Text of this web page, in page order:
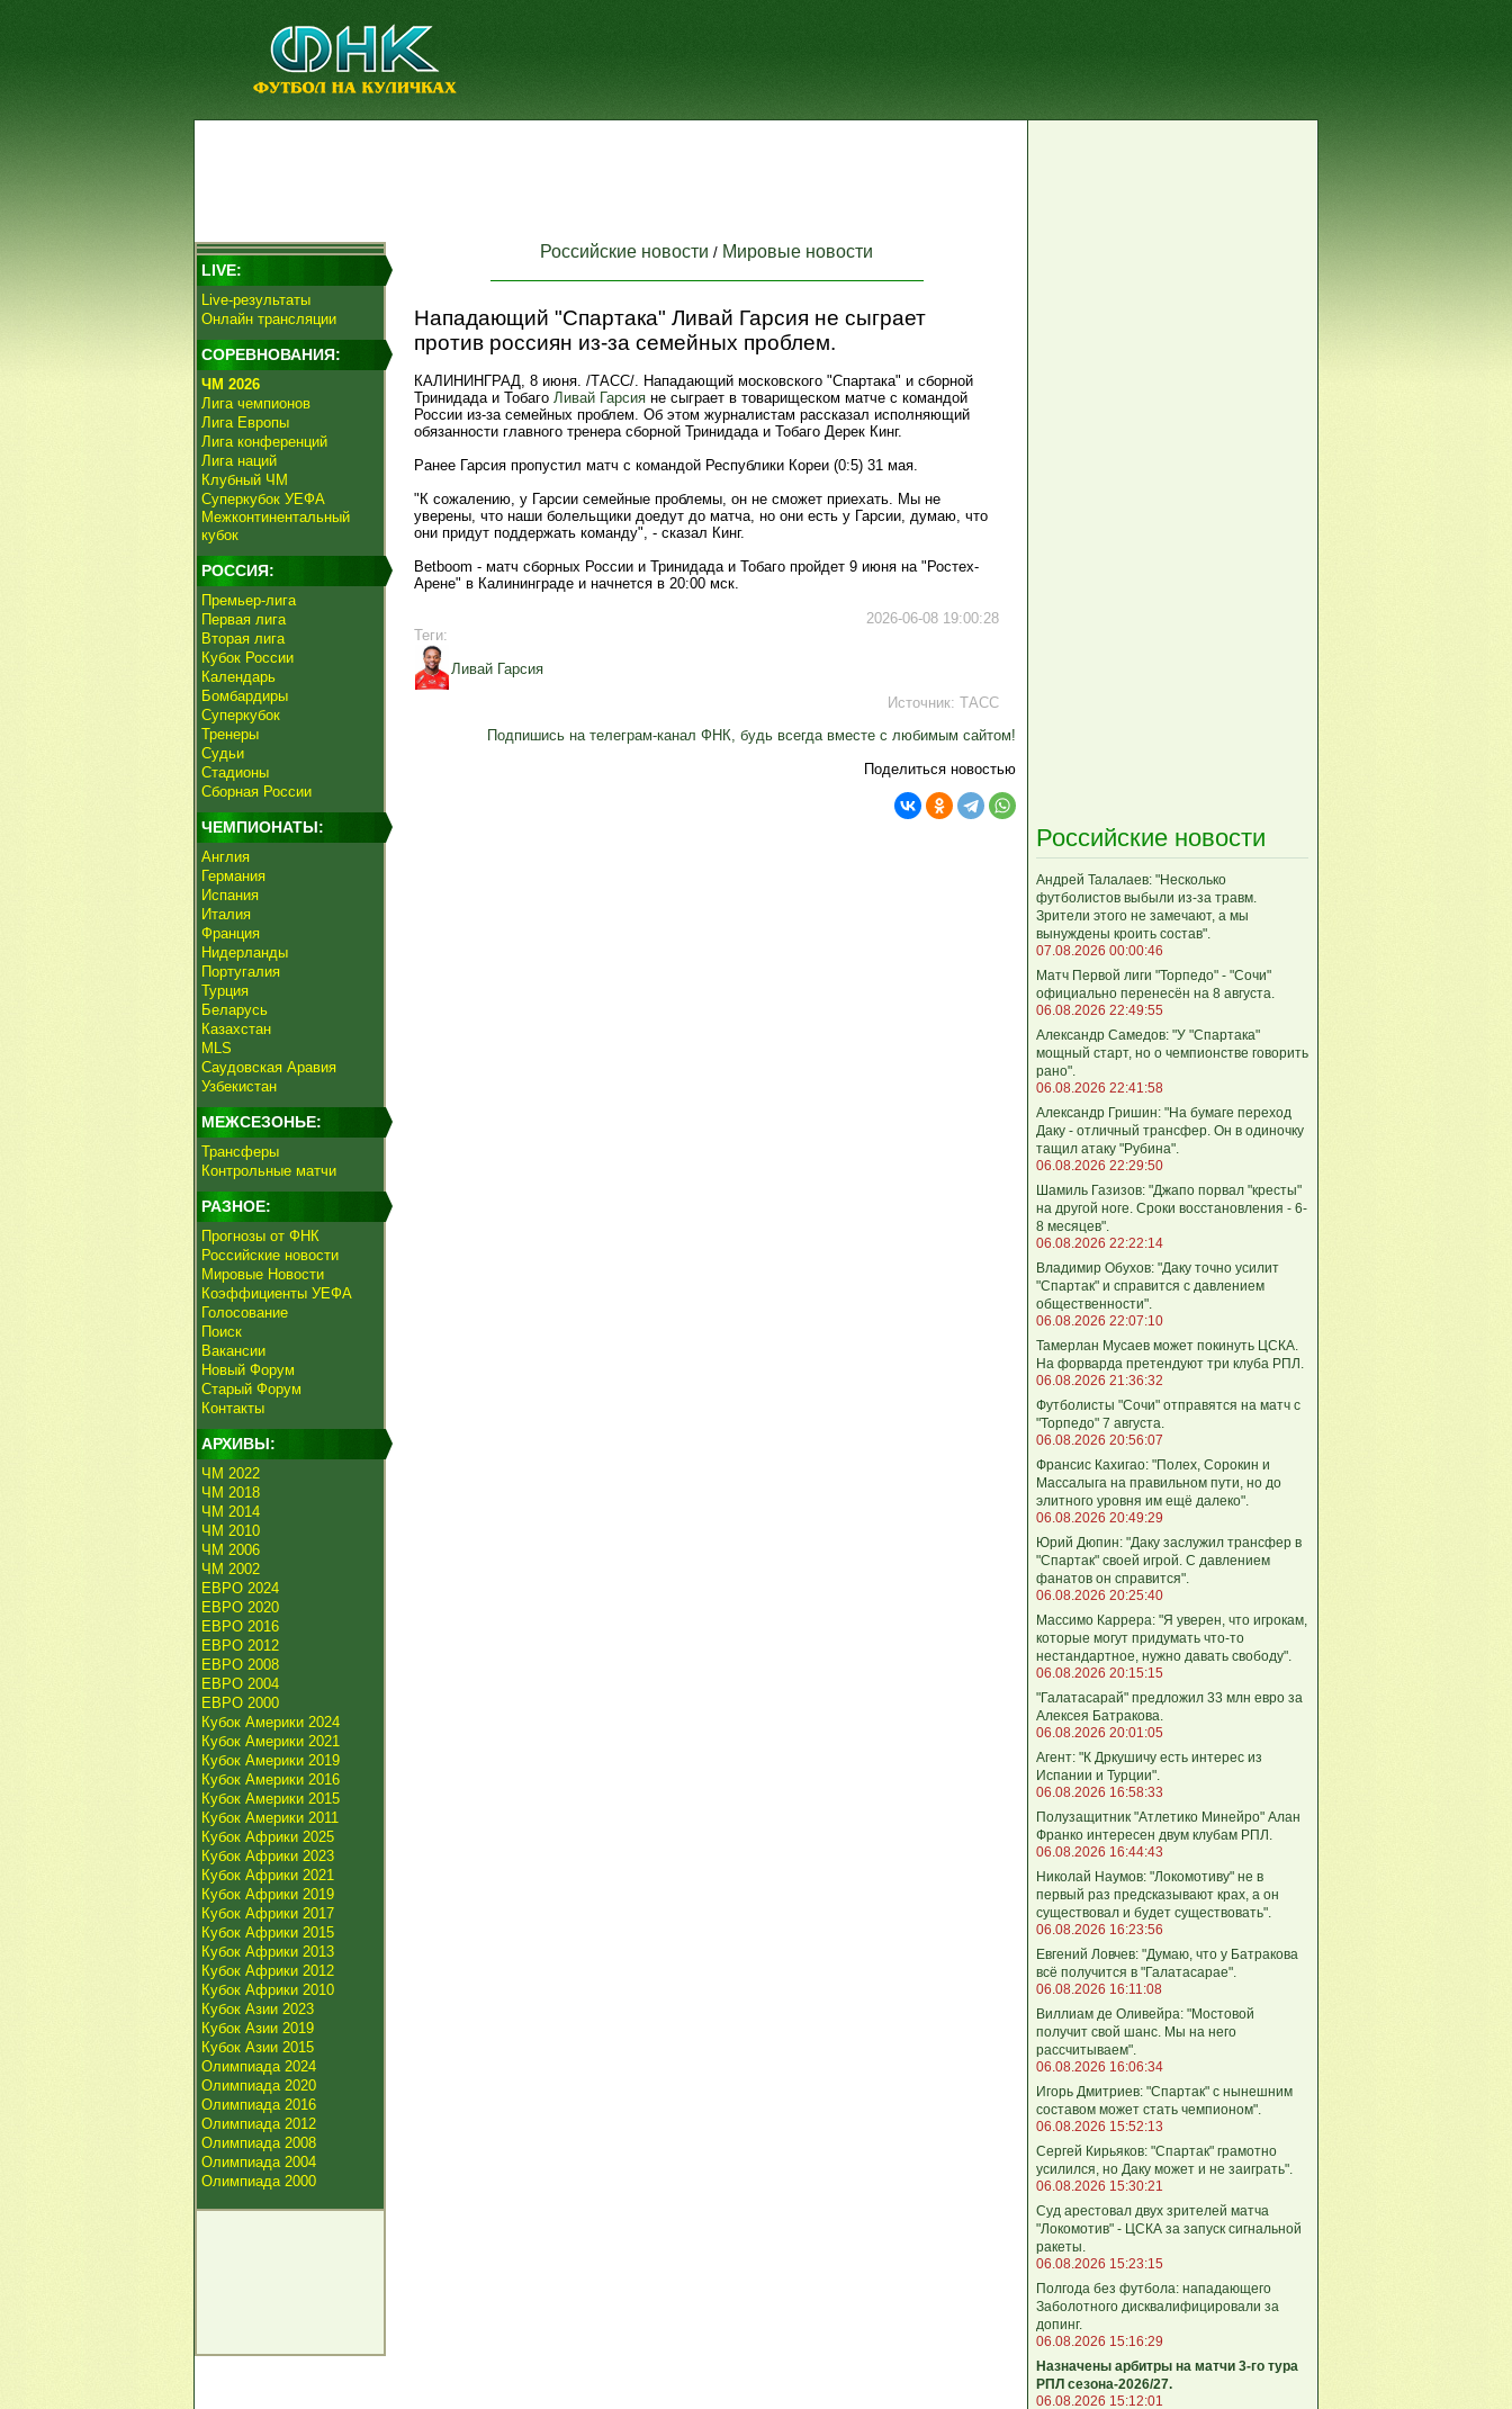
LIVE:
Live-результаты
Онлайн трансляции
СОРЕВНОВАНИЯ:
ЧМ 2026
Лига чемпионов
Лига Европы
Лига конференций
Лига наций
Клубный ЧМ
Суперкубок УЕФА
Межконтинентальный
кубок
РОССИЯ:
Премьер-лига
Первая лига
Вторая лига
Кубок России
Календарь
Бомбардиры
Суперкубок
Тренеры
Судьи
Стадионы
Сборная России
ЧЕМПИОНАТЫ:
Англия
Германия
Испания
Италия
Франция
Нидерланды
Португалия
Турция
Беларусь
Казахстан
MLS
Саудовская Аравия
Узбекистан
МЕЖСЕЗОНЬЕ:
Трансферы
Контрольные матчи
РАЗНОЕ:
Прогнозы от ФНК
Российские новости
Мировые Новости
Коэффициенты УЕФА
Голосование
Поиск
Вакансии
Новый Форум
Старый Форум
Контакты
АРХИВЫ:
ЧМ 2022
ЧМ 2018
ЧМ 2014
ЧМ 2010
ЧМ 2006
ЧМ 2002
ЕВРО 2024
ЕВРО 2020
ЕВРО 2016
ЕВРО 2012
ЕВРО 2008
ЕВРО 2004
ЕВРО 2000
Кубок Америки 2024
Кубок Америки 2021
Кубок Америки 2019
Кубок Америки 2016
Кубок Америки 2015
Кубок Америки 2011
Кубок Африки 2025
Кубок Африки 2023
Кубок Африки 2021
Кубок Африки 2019
Кубок Африки 2017
Кубок Африки 2015
Кубок Африки 2013
Кубок Африки 2012
Кубок Африки 2010
Кубок Азии 2023
Кубок Азии 2019
Кубок Азии 2015
Олимпиада 2024
Олимпиада 2020
Олимпиада 2016
Олимпиада 2012
Олимпиада 2008
Олимпиада 2004
Олимпиада 2000
Российские новости / Мировые новости
Нападающий "Спартака" Ливай Гарсия не сыграет
против россиян из-за семейных проблем.
КАЛИНИНГРАД, 8 июня. /ТАСС/. Нападающий московского "Спартака" и сборной
Тринидада и Тобаго Ливай Гарсия не сыграет в товарищеском матче с командой
России из-за семейных проблем. Об этом журналистам рассказал исполняющий
обязанности главного тренера сборной Тринидада и Тобаго Дерек Кинг.
Ранее Гарсия пропустил матч с командой Республики Кореи (0:5) 31 мая.
"К сожалению, у Гарсии семейные проблемы, он не сможет приехать. Мы не
уверены, что наши болельщики доедут до матча, но они есть у Гарсии, думаю, что
они придут поддержать команду", - сказал Кинг.
Betboom - матч сборных России и Тринидада и Тобаго пройдет 9 июня на "Ростех-
Арене" в Калининграде и начнется в 20:00 мск.
2026-06-08 19:00:28
Теги:
Ливай Гарсия
Источник: ТАСС
Подпишись на телеграм-канал ФНК, будь всегда вместе с любимым сайтом!
Поделиться новостью
Российские новости
Андрей Талалаев: "Несколько
футболистов выбыли из-за травм.
Зрители этого не замечают, а мы
вынуждены кроить состав".
07.08.2026 00:00:46
Матч Первой лиги "Торпедо" - "Сочи"
официально перенесён на 8 августа.
06.08.2026 22:49:55
Александр Самедов: "У "Спартака"
мощный старт, но о чемпионстве говорить
рано".
06.08.2026 22:41:58
Александр Гришин: "На бумаге переход
Даку - отличный трансфер. Он в одиночку
тащил атаку "Рубина".
06.08.2026 22:29:50
Шамиль Газизов: "Джапо порвал "кресты"
на другой ноге. Сроки восстановления - 6-
8 месяцев".
06.08.2026 22:22:14
Владимир Обухов: "Даку точно усилит
"Спартак" и справится с давлением
общественности".
06.08.2026 22:07:10
Тамерлан Мусаев может покинуть ЦСКА.
На форварда претендуют три клуба РПЛ.
06.08.2026 21:36:32
Футболисты "Сочи" отправятся на матч с
"Торпедо" 7 августа.
06.08.2026 20:56:07
Франсис Кахигао: "Полех, Сорокин и
Массалыга на правильном пути, но до
элитного уровня им ещё далеко".
06.08.2026 20:49:29
Юрий Дюпин: "Даку заслужил трансфер в
"Спартак" своей игрой. С давлением
фанатов он справится".
06.08.2026 20:25:40
Массимо Каррера: "Я уверен, что игрокам,
которые могут придумать что-то
нестандартное, нужно давать свободу".
06.08.2026 20:15:15
"Галатасарай" предложил 33 млн евро за
Алексея Батракова.
06.08.2026 20:01:05
Агент: "К Дркушичу есть интерес из
Испании и Турции".
06.08.2026 16:58:33
Полузащитник "Атлетико Минейро" Алан
Франко интересен двум клубам РПЛ.
06.08.2026 16:44:43
Николай Наумов: "Локомотиву" не в
первый раз предсказывают крах, а он
существовал и будет существовать".
06.08.2026 16:23:56
Евгений Ловчев: "Думаю, что у Батракова
всё получится в "Галатасарае".
06.08.2026 16:11:08
Виллиам де Оливейра: "Мостовой
получит свой шанс. Мы на него
рассчитываем".
06.08.2026 16:06:34
Игорь Дмитриев: "Спартак" с нынешним
составом может стать чемпионом".
06.08.2026 15:52:13
Сергей Кирьяков: "Спартак" грамотно
усилился, но Даку может и не заиграть".
06.08.2026 15:30:21
Суд арестовал двух зрителей матча
"Локомотив" - ЦСКА за запуск сигнальной
ракеты.
06.08.2026 15:23:15
Полгода без футбола: нападающего
Заболотного дисквалифицировали за
допинг.
06.08.2026 15:16:29
Назначены арбитры на матчи 3-го тура
РПЛ сезона-2026/27.
06.08.2026 15:12:01